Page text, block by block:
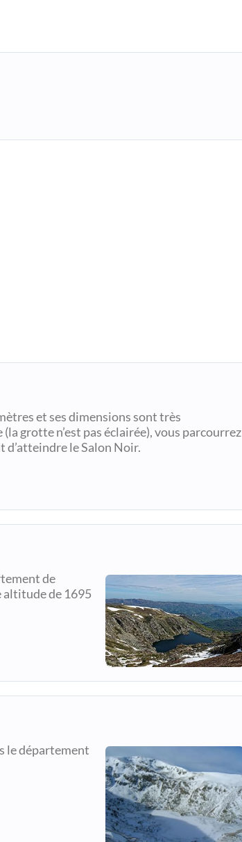
et ses dimensions sont très
grotte n’est pas éclairée), vous parcourrez
d’atteindre le Salon Noir.
de
altitude de 1695
le département